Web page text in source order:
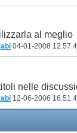
al meglio
04-01-2008
nelle
12-06-2006